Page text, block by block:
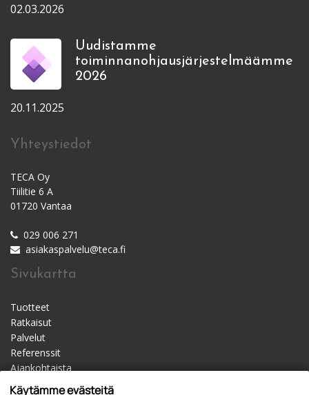
02.03.2026
Uudistamme
toiminnanohjausjärjestelmäämme
2026
20.11.2025
Yhteystiedot
TECA Oy
Tiilitie 6 A
01720 Vantaa
029 006 271
asiakaspalvelu@teca.fi
Sivukartta
Tuotteet
Ratkaisut
Palvelut
Referenssit
Ajankohtaista
Materiaalipankki
Käytämme evästeitä